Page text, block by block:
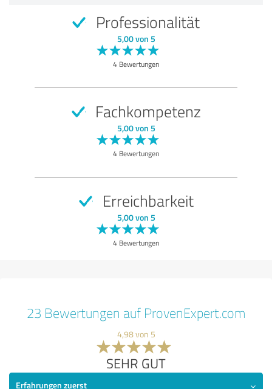
Professionalität
5,00 von 5
4 Bewertungen
Fachkompetenz
5,00 von 5
4 Bewertungen
Erreichbarkeit
5,00 von 5
4 Bewertungen
23 Bewertungen auf ProvenExpert.com
4,98 von 5
SEHR GUT
Erfahrungen zuerst